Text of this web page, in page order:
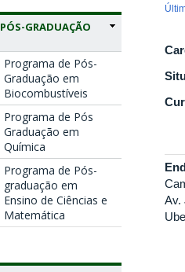
PÓS-GRADUAÇÃO
Programa de Pós-
Graduação em
Biocombustíveis
Programa de Pós
Graduação em
Química
Programa de Pós-
graduação em
Ensino de Ciências e
Matemática
Av.